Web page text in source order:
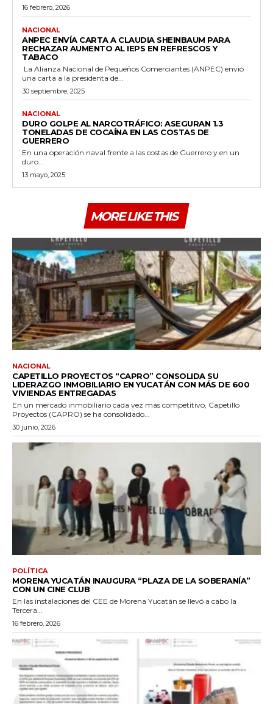
16 febrero, 2026
NACIONAL
ANPEC ENVÍA CARTA A CLAUDIA SHEINBAUM PARA
RECHAZAR AUMENTO AL IEPS EN REFRESCOS Y
TABACO
La Alianza Nacional de Pequeños Comerciantes (ANPEC) envió
una carta a la presidenta de...
30 septiembre, 2025
NACIONAL
DURO GOLPE AL NARCOTRÁFICO: ASEGURAN 1.3
TONELADAS DE COCAÍNA EN LAS COSTAS DE
GUERRERO
En una operación naval frente a las costas de Guerrero y en un
duro...
13 mayo, 2025
MORE LIKE THIS
NACIONAL
CAPETILLO PROYECTOS “CAPRO” CONSOLIDA SU
LIDERAZGO INMOBILIARIO EN YUCATÁN CON MÁS DE 600
VIVIENDAS ENTREGADAS
En un mercado inmobiliario cada vez más competitivo, Capetillo
Proyectos (CAPRO) se ha consolidado...
30 junio, 2026
POLÍTICA
MORENA YUCATÁN INAUGURA “PLAZA DE LA SOBERANÍA”
CON UN CINE CLUB
En las instalaciones del CEE de Morena Yucatán se llevó a cabo la
Tercera...
16 febrero, 2026